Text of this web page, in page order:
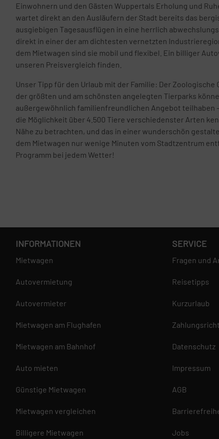
Einwohnern und den Gästen Wuppertals Erholung und
wartet direkt an den Ausläufern der Stadt bereits das
ausgiebigen Tagesausflügen in eine herrlich
direkt in einer der am dichtesten vernetzten
dem Mietwagen sind sie mobil und flexibel. Ein billiger
unseren Preisvergleich finden.
Unser Tipp für den Urlaub mit der Familie: Der Zoologische
der größten und am schönsten angelegten Tierparks
außergewöhnlich familienfreundlichen Angebot teilhaben
die Möglichkeit über 4.500 Tiere verschiedenster Arten
Nähe zu betrachten, und das in einer wunderschön
dem Mietwagen nur wenige Minuten vom Stadtzentrum
Programm bei jedem Wetter!
INFORMATIONEN
Mietwagen
Autovermietung
Autovermieter
Mietwagen am Flughafen
Mietwagen am Bahnhof
Auto mieten
Günstige Mietwagen
Mietwagen vergleichen
Billigere Mietwagen
SERVICE
Fragen und
Reisetipps
Kurzurlaub
Datenschutz
Impressum
AGB
Jobs